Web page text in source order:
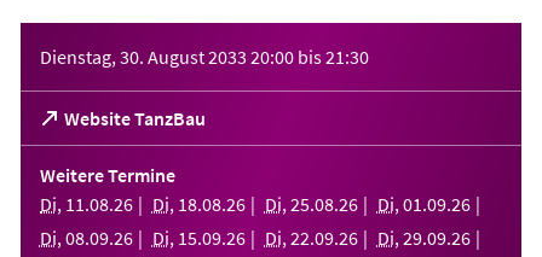
Dienstag, 30. August 2033 20:00 bis21:30
Website TanzBau
(Öffnet
in
einem
neuen
Tab)
Weitere Termine
Di, 11 .08.26 Di, 18.08.26 Di, 25.08.26 Di, 01 .09.26
Di, 08.09.26 Di, 15.09.26 Di, 22.09.26 Di, 29.09.26